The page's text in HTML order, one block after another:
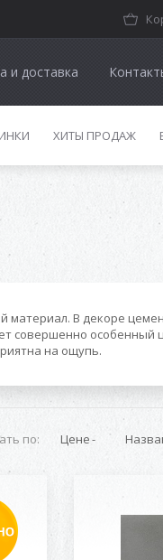
и доставка
ХИТЫ ПРОДАЖ
материал. В декоре
совершенно особенный
на ощупь.
по: Цене